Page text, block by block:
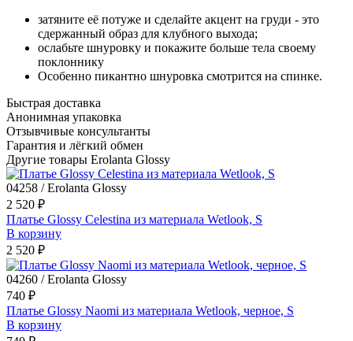
затяните её потуже и сделайте акцент на груди - это
сдержанный образ для клубного выхода;
ослабьте шнуровку и покажите больше тела своему
поклоннику
Особенно пикантно шнуровка смотрится на спинке.
Быстрая доставка
Анонимная упаковка
Отзывчивые консультанты
Гарантия и лёгкий обмен
Другие товары Erolanta Glossy
04258 / Erolanta Glossy
2 520 ₽
Платье Glossy Celestina из материала Wetlook, S
В корзину
2 520 ₽
04260 / Erolanta Glossy
740 ₽
Платье Glossy Naomi из материала Wetlook, черное, S
В корзину